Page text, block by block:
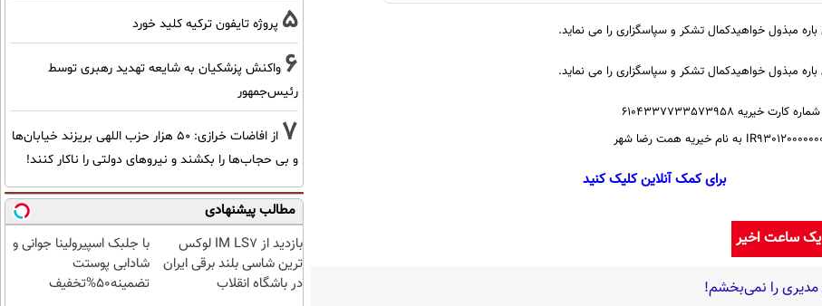
مبذول خواهیدکمال تشکر و سپاسگزاری را می نماید.
مبذول خواهیدکمال تشکر و سپاسگزاری را می نماید.
برای کمک آنلاین کلیک کنید
یک ساعت اخیر
مدیری را نمی‌بخشم!
5 پروژه تایفون ترکیه کلید خورد
6 واکنش پزشکیان به شایعه تهدید رهبری توسط
رئیس‌جمهور
7
از افاضات خرازی: ۵۰ هزار حزب اللهی بریزند خیابان‌ها
و بی حجاب‌ها را بکشند و نیرو‌های دولتی را ناکار کنند!
مطالب پیشنهادی
بازدید از IM LS7 لوکس
ترین شاسی بلند برقی ایران
در باشگاه انقلاب
با جلبک اسپیرولینا جوانی و
شادابی پوستت
تضمینه50%تخفیف